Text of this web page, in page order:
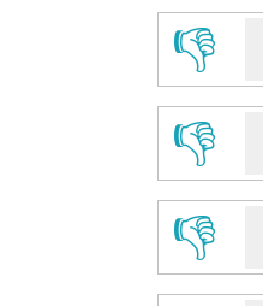
👎
👎
👎